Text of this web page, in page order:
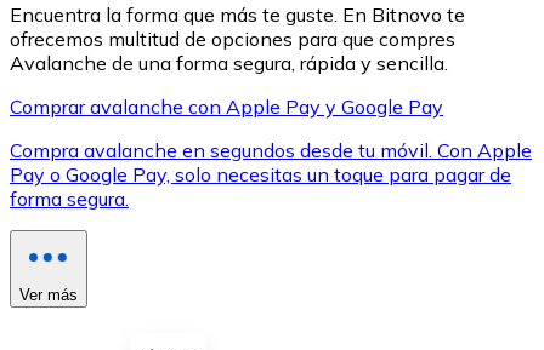
Ver todo
Compra criptomonedas con efectivo en tu tienda más
Encuentra la forma que más te guste. En Bitnovo te
ofrecemos multitud de opciones para que compres
Avalanche de una forma segura, rápida y sencilla.
Comprar avalanche con Apple Pay y Google Pay
Compra avalanche en segundos desde tu móvil. Con Apple
Pay o Google Pay, solo necesitas un toque para pagar de
forma segura.
Ver más